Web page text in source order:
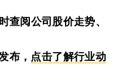
查阅公司股价走势、
布， 点击了解行业动